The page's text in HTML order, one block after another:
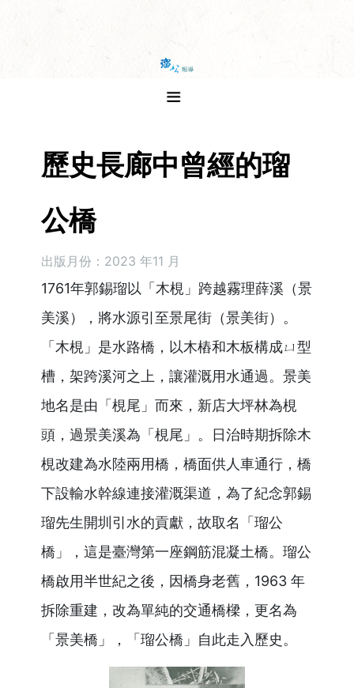
歷史長廊中曾經的瑠
公橋
出版月份：2023 年11 月
1761年郭錫瑠以「木梘」跨越霧理薛溪（景
美溪），將水源引至景尾街（景美街）。
「木梘」是水路橋，以木樁和木板構成ㄩ型
槽，架跨溪河之上，讓灌溉用水通過。景美
地名是由「梘尾」而來，新店大坪林為梘
頭，過景美溪為「梘尾」。日治時期拆除木
梘改建為水陸兩用橋，橋面供人車通行，橋
下設輸水幹線連接灌溉渠道，為了紀念郭錫
瑠先生開圳引水的貢獻，故取名「瑠公
橋」，這是臺灣第一座鋼筋混凝土橋。瑠公
橋啟用半世紀之後，因橋身老舊，1963 年
拆除重建，改為單純的交通橋樑，更名為
「景美橋」，「瑠公橋」自此走入歷史。